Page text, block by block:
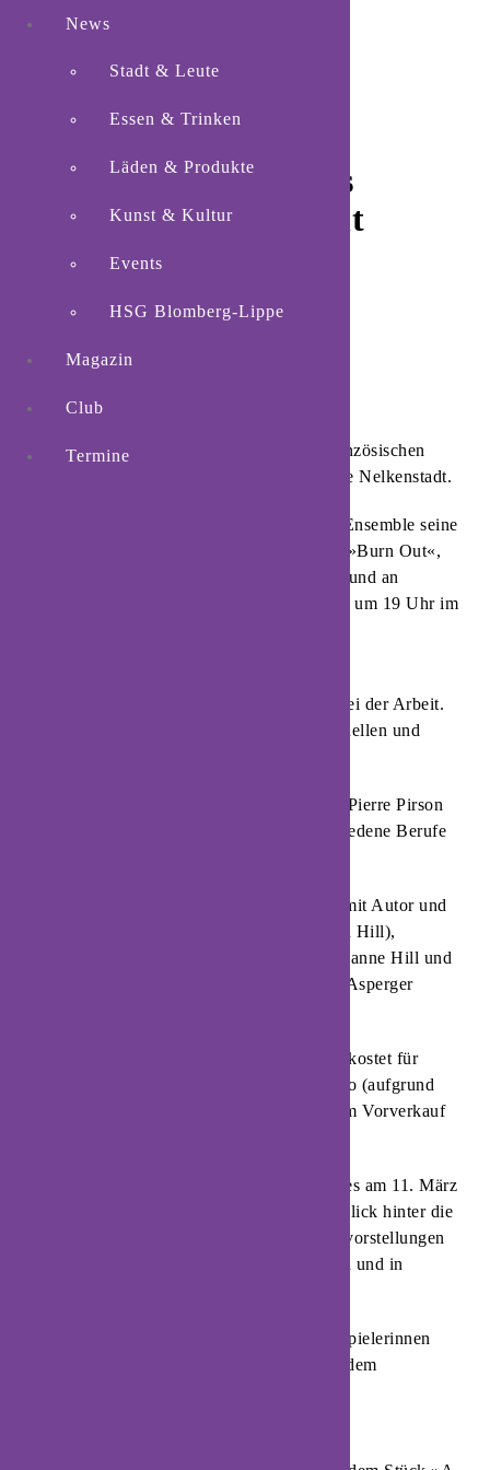
Ensemble »Les Ames
Singes« aus Lieusaint
gastiert in Blomberg
Blomberg.»Les Ames Singes« aus der französischen
Partnerstadt Lieusaint kommen erneut in die Nelkenstadt.
Am Donnerstag, 12. März, präsentiert das Ensemble seine
hochaktuelle Eigenproduktion zum Thema »Burn Out«,
das sich vor allem an Schüler ab 14 Jahren und an
Erwachsene wendet. Die Vorstellung findet um 19 Uhr im
Körpereinsatz«) analysiert unsere Körper bei der Arbeit.
Es handelt sich um ein Stück mit Tanz, visuellen und
Die Tänzerinnen Léa Bridarolli und Marie-Pierre Pirson
zeigen tänzerisch und darstellerisch verschiedene Berufe
Die begleitenden deutschen Texte wurden mit Autor und
Hörbuchsprecher Robert C. Marley (Gerald Hill),
Musikerin und Schauspielerin Shankari Susanne Hill und
Schauspielerin und Theaterpädagogin Grit Asperger
Der Eintritt für das rund einstündige Stück kostet für
Schüler/Studenten 10 Euro, ermäßigt 4 Euro (aufgrund
des Inhaltes ab 14 Jahren). Karten gibt es im Vorverkauf
Zusätzlich zu der öffentlichen Aufführung es am 11. März
mit der Volkshochschule Lippe Ost einen Blick hinter die
Kulissen geben. Außerdem werden Sondervorstellungen
für die weiterführenden Schulen in Deutsch und in
Die ausgebildeten Tänzerinnen und Schauspielerinnen
werden in den weiterführenden Schulen zudem
News
Stadt & Leute
Essen & Trinken
Läden & Produkte
Kunst & Kultur
Events
HSG Blomberg-Lippe
Magazin
Club
Termine